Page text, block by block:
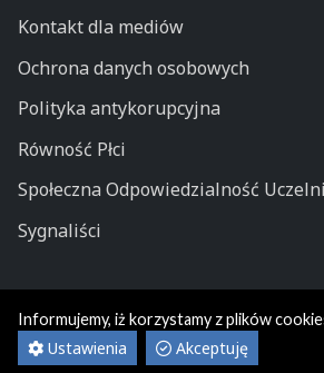
Kontakt dla mediów
Ochrona danych osobowych
Polityka antykorupcyjna
Równość Płci
Społeczna Odpowiedzialność Uczelni
Sygnaliści
© Wydział Pedagogiki i
Informujemy, iż korzystamy z plików
Ustawienia Akceptuję